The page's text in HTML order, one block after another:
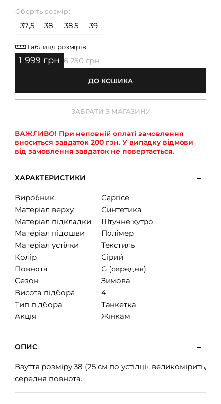
Оберіть розмір:
37,5 38 38,5 39
Таблиця розмірів
1 999 грн 6 250 грн
ДО КОШИКА
ЗАБРАТИ З МАГАЗИНУ
ВАЖЛИВО! При неповній оплаті замовлення
вноситься завдаток 200 грн. У випадку відмови
від замовлення завдаток не повертається.
ХАРАКТЕРИСТИКИ
Виробник:
Caprice
Матеріал верху
Синтетика
Матеріал підкладки
Штучне хутро
Матеріал підошви
Полімер
Матеріал устілки
Текстиль
Колір
Сірий
Повнота
G (середня)
Сезон
Зимова
Висота підбора
4
Тип підбора
Танкетка
Акція
Жінкам
ОПИС
Взуття розміру 38 (25 см по устілці), великомірить,
середня повнота.